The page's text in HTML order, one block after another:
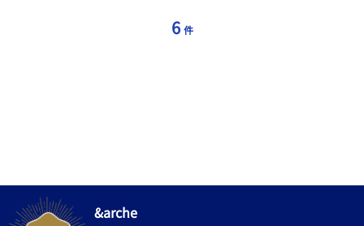
しくなった彼を配下に置き夜伽の相手をお願いする。インキュバ
スであるニコは精気を得られ、バーヤーンは成り上がりの足掛か
させることができていたニコだったが、傷付けられたバーヤーン
を見て暴走する。気付けば辺り一面瓦礫と死体の山になったバー
6 件
&arche